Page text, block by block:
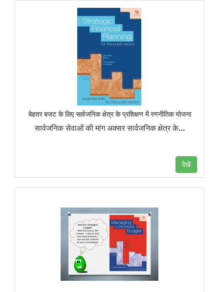
बेहतर बजट के लिए सार्वजनिक क्षेत्र के प्रशिक्षण में रणनीतिक योजना
सार्वजनिक सेवाओं की मांग अक्सर सार्वजनिक क्षेत्र के…
देखें